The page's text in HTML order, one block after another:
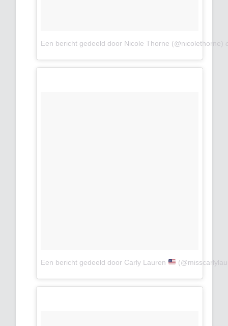
Een bericht gedeeld door Nicole Thorne (@nicolethorne)
Een bericht gedeeld door Carly Lauren